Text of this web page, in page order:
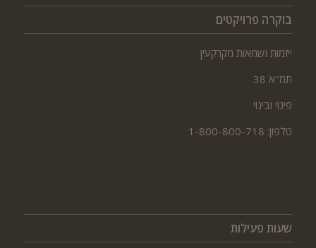
בוקרה פרויקטים
ייזמות ושמאות מקרקעין
תמ"א 38
פינוי ובינוי
טלפון: 1-800-800-718
שעות פעילות